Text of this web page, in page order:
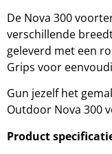
De Nova 300
verschillende
geleverd met een
Grips voor
Gun jezelf het
Outdoor Nova 300
Product